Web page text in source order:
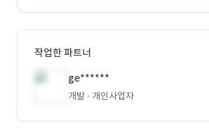
작업한 파트너
ge******
개발 개인사업자